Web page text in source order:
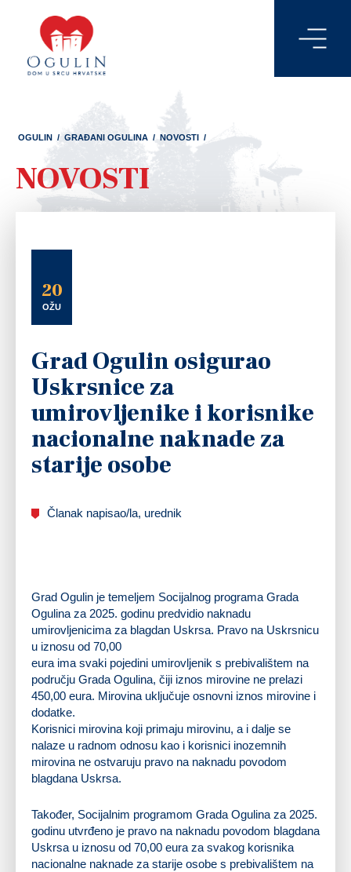
OGULIN / GRAĐANI OGULINA / NOVOSTI /
NOVOSTI
20
OŽU
Grad Ogulin osigurao
Uskrsnice za
umirovljenike i korisnike
nacionalne naknade za
starije osobe
Članak napisao/la, urednik
Grad Ogulin je temeljem Socijalnog programa Grada
Ogulina za 2025. godinu predvidio naknadu
umirovljenicima za blagdan Uskrsa. Pravo na Uskrsnicu
u iznosu od 70,00
eura ima svaki pojedini umirovljenik s prebivalištem na
području Grada Ogulina, čiji iznos mirovine ne prelazi
450,00 eura. Mirovina uključuje osnovni iznos mirovine i
dodatke.
Korisnici mirovina koji primaju mirovinu, a i dalje se
nalaze u radnom odnosu kao i korisnici inozemnih
mirovina ne ostvaruju pravo na naknadu povodom
blagdana Uskrsa.
Također, Socijalnim programom Grada Ogulina za 2025.
godinu utvrđeno je pravo na naknadu povodom blagdana
Uskrsa u iznosu od 70,00 eura za svakog korisnika
nacionalne naknade za starije osobe s prebivalištem na